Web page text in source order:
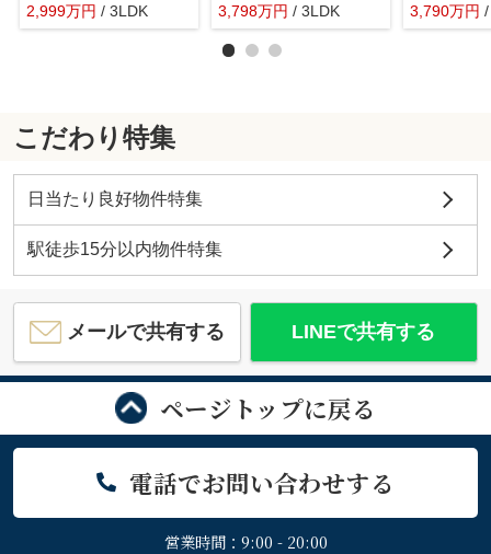
2,999万円 / 3LDK
3,798万円 / 3LDK 3,790万円
こだわり特集
日当たり良好物件特集
駅徒歩15分以内物件特集
メールで共有する LINEで共有する
ページトップに戻る
電話でお問い合わせする
営業時間：9:00 - 20:00